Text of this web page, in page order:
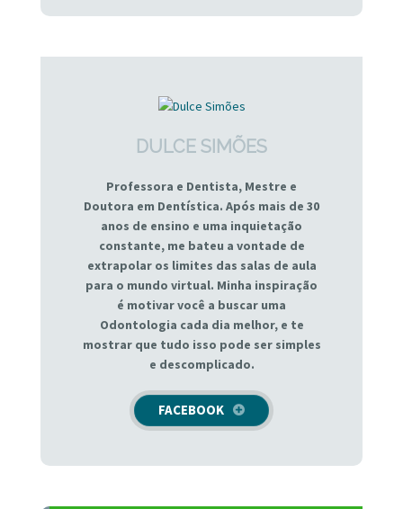
DULCE SIMÕES
Professora e Dentista, Mestre e
Doutora em Dentística. Após mais de 30
anos de ensino e uma inquietação
constante, me bateu a vontade de
extrapolar os limites das salas de aula
para o mundo virtual. Minha inspiração
é motivar você a buscar uma
Odontologia cada dia melhor, e te
mostrar que tudo isso pode ser simples
e descomplicado.
FACEBOOK